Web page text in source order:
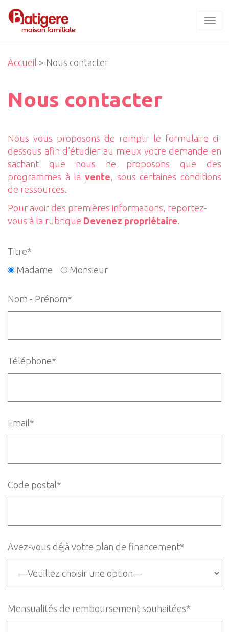
Accueil > Nous contacter
Nous contacter
Nous vous proposons de remplir le formulaire ci-
dessous afin d’étudier au mieux votre demande en
sachant que nous ne proposons que des
programmes à la vente, sous certaines conditions
de ressources.
Pour avoir des premières informations, reportez-
vous à la rubrique Devenez propriétaire.
Titre*
Madame
Monsieur
Nom - Prénom*
Téléphone*
Email*
Code postal*
Avez-vous déjà votre plan de financement*
Mensualités de remboursement souhaitées*